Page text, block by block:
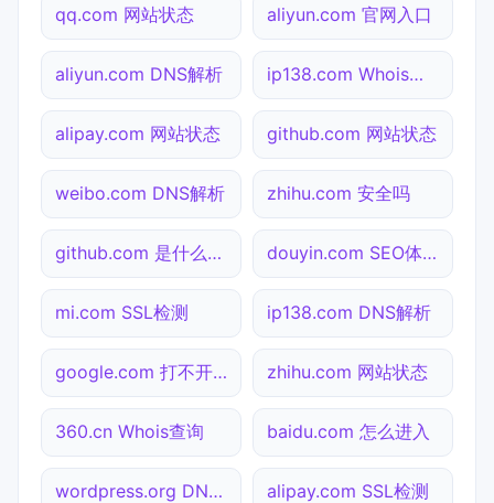
qq.com 网站状态 aliyun.com 官网入口
aliyun.com DNS解析 ip138.com Whois查询
alipay.com 网站状态 github.com 网站状态
weibo.com DNS解析 zhihu.com 安全吗
github.com 是什么网站 douyin.com SEO体检
mi.com SSL检测 ip138.com DNS解析
google.com 打不开检测 zhihu.com 网站状态
360.cn Whois查询 baidu.com 怎么进入
wordpress.org DNS解析 alipay.com SSL检测